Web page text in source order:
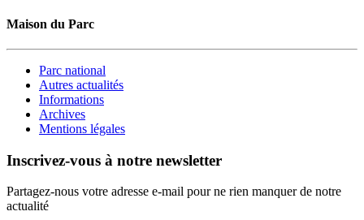
Maison du Parc
Parc national
Autres actualités
Informations
Archives
Mentions légales
Inscrivez-vous à notre newsletter
Partagez-nous votre adresse e-mail pour ne rien manquer de notre
actualité